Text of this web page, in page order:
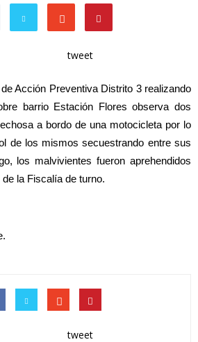
tweet
Acción Preventiva Distrito 3 realizando
barrio Estación Flores observa dos
a bordo de una motocicleta por lo
de los mismos secuestrando entre sus
los malvivientes fueron aprehendidos
la Fiscalía de turno.
tweet